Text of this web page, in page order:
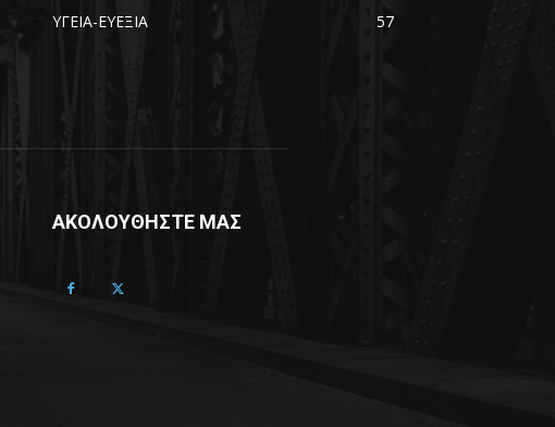
ΥΓΕΙΑ-ΕΥΕΞΙΑ
57
ΑΚΟΛΟΥΘΗΣΤΕ ΜΑΣ